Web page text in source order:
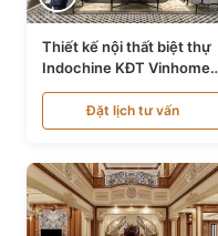
Thiết kế nội thất biệt thự
Indochine KĐT Vinhomes
Ocean Park NT24600
Đặt lịch tư vấn